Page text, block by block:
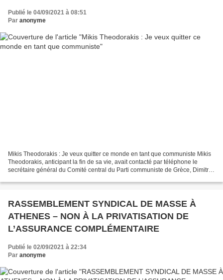
Publié le 04/09/2021 à 08:51
Par anonyme
Mikis Theodorakis : Je veux quitter ce monde en tant que communiste Mikis
Theodorakis, anticipant la fin de sa vie, avait contacté par téléphone le
secrétaire général du Comité central du Parti communiste de Grèce, Dimitris
RASSEMBLEMENT SYNDICAL DE MASSE À
ATHENES – NON À LA PRIVATISATION DE
L’ASSURANCE COMPLÉMENTAIRE
Publié le 02/09/2021 à 22:34
Par anonyme